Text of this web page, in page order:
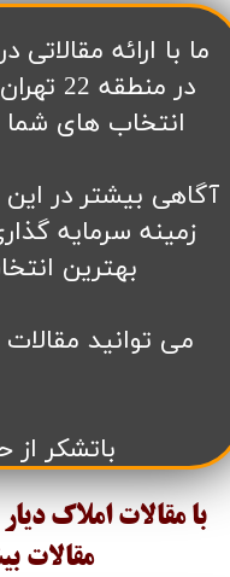
​ما با ارائه
در
انتخاب های شما
آگاهی بیشتر در
زمینه سرمایه
بهترین
می توانید
باتشکر
با مقالات املاک
مقالات